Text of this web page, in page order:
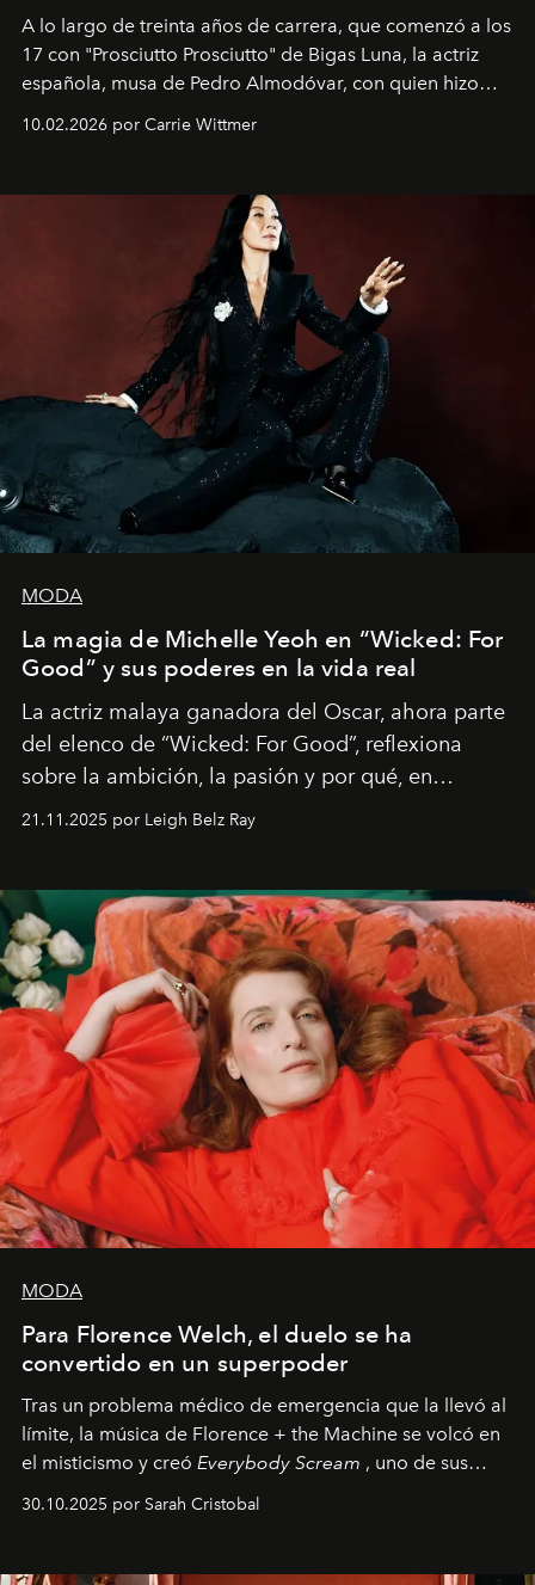
A lo largo de treinta años de carrera, que comenzó a los
17 con "Prosciutto Prosciutto" de Bigas Luna, la actriz
española, musa de Pedro Almodóvar, con quien hizo
Barcelona", ha dividido su tiempo entre Europa y
dirigida por Maggie Gyllenhaal.
10.02.2026 por Carrie Wittmer
MODA
La magia de Michelle Yeoh en “Wicked: For
Good” y sus poderes en la vida real
La actriz malaya ganadora del Oscar, ahora parte
del elenco de “Wicked: For Good”, reflexiona
sobre la ambición, la pasión y por qué, en
ocasiones, la introspección puede esperar. “Es
importa si no lo entienden’”, confiesa.
21.11.2025 por Leigh Belz Ray
MODA
Para Florence Welch, el duelo se ha
convertido en un superpoder
Tras un problema médico de emergencia que la llevó al
límite, la música de Florence + the Machine se volcó en
el misticismo y creó Everybody Scream , uno de sus
álbumes más profundos hasta la fecha.
30.10.2025 por Sarah Cristobal